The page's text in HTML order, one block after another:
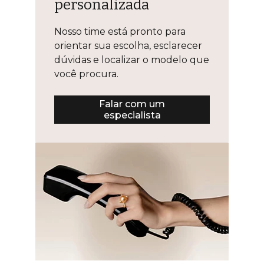
personalizada
Nosso time está pronto para
orientar sua escolha, esclarecer
dúvidas e localizar o modelo que
você procura.
Falar com um
especialista